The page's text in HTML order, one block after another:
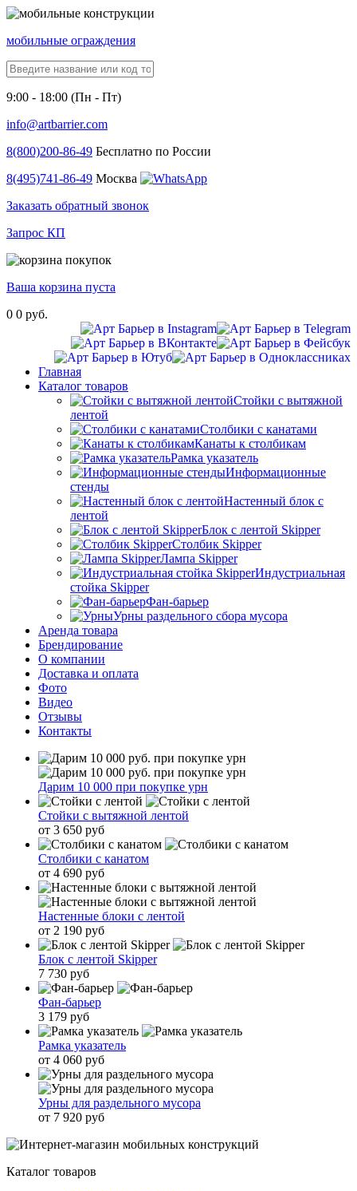
мобильные ограждения
9:00 - 18:00 (Пн - Пт)
info@artbarrier.com
8(800)200-86-49 Бесплатно по России
8(495)741-86-49 Москва
Заказать обратный звонок
Запрос КП
Ваша корзина пуста
0 0 руб.
Главная
Каталог товаров
Стойки с вытяжной
лентой
Столбики с канатами
Канаты к столбикам
Рамка указатель
Информационные
стенды
Настенный блок с
лентой
Блок с лентой Skipper
Столбик Skipper
Лампа Skipper
Индустриальная
стойка Skipper
Фан-барьер
Урны раздельного сбора мусора
Аренда товара
Брендирование
О компании
Доставка и оплата
Фото
Видео
Отзывы
Контакты
Дарим 10 000 при покупке урн
Стойки с вытяжной лентой
от 3 650 руб
Столбики с канатом
от 4 690 руб
Настенные блоки с лентой
от 2 190 руб
Блок с лентой Skipper
7 730 руб
Фан-барьер
3 179 руб
Рамка указатель
от 4 060 руб
Урны для раздельного мусора
от 7 920 руб
Каталог товаров